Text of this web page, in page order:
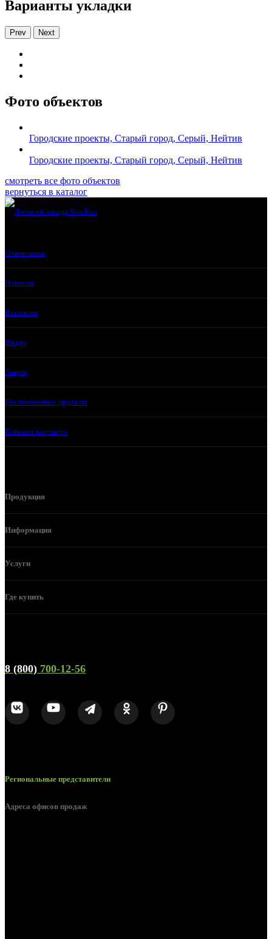
Варианты укладки
Prev Next
Фото объектов
Городские проекты, Старый город, Серый, Нейтив
Городские проекты, Старый город, Серый, Нейтив
смотреть все фото объектов
вернуться в каталог
О компании
Новости
Вакансии
Видео
Акции
Реализованные проекты
Кабинет партнера
Продукция
Информация
Услуги
Где купить
8 (800) 700-12-56
Региональные представители
Адреса офисов продаж